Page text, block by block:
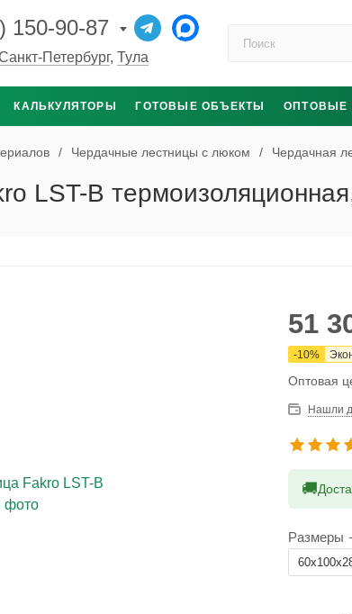
150-90-87
Петербург, Тула
КАЛЬКУЛЯТОРЫ ГОТОВЫЕ ОБЪЕКТЫ ОПТОВЫЕ
/ Чердачные лестницы с люком / Чердачная
LST-B
51
-10%
Оптовая
Нашли
🚚
Размеры